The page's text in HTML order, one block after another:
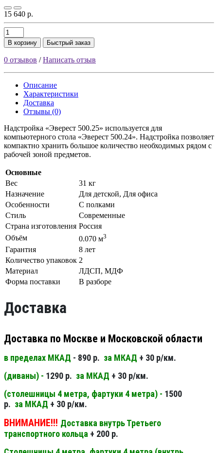
15 640 р.
В корзину Быстрый заказ
0 отзывов /Написать отзыв
Описание
Характеристики
Доставка
Отзывы (0)
Надстройка «Эверест 500.25» используется для
компьютерного стола «Эверест 500.24». Надстройка позволяет
компактно хранить большое количество необходимых рядом с
рабочей зоной предметов.
Основные
Вес
31 кг
Назначение
Для детской, Для офиса
Особенности
С полками
Стиль
Современные
Страна изготовления Россия
Объём
0.070 м3
Гарантия
8 лет
Количество упаковок 2
Материал
ЛДСП, МДФ
Форма поставки
В разборе
Доставка
Доставка по Москве и Московской области
в пределах МКАД - 890 р. за МКАД + 30 р/км.
(диваны) - 1290 р. за МКАД + 30 р/км.
(столешницы 4 метра, фартуки 4 метра) - 1500
р. за МКАД + 30 р/км.
ВНИМАНИЕ!!! Доставка внутрь Третьего
транспортного кольца + 200 р.